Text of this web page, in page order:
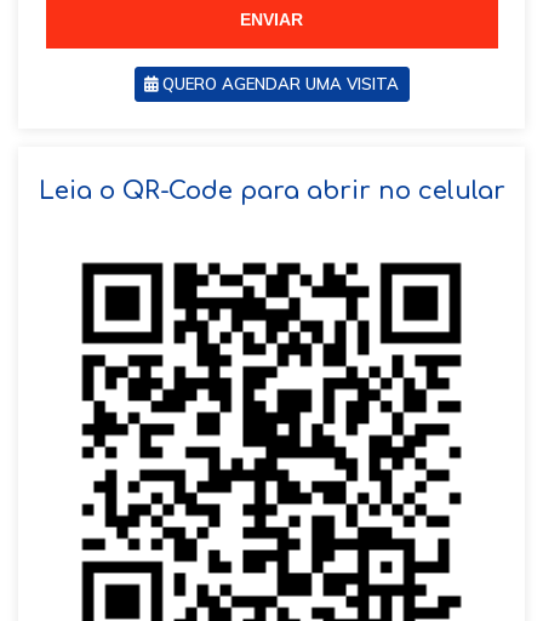
ENVIAR
QUERO AGENDAR UMA VISITA
Leia o QR-Code para abrir no celular